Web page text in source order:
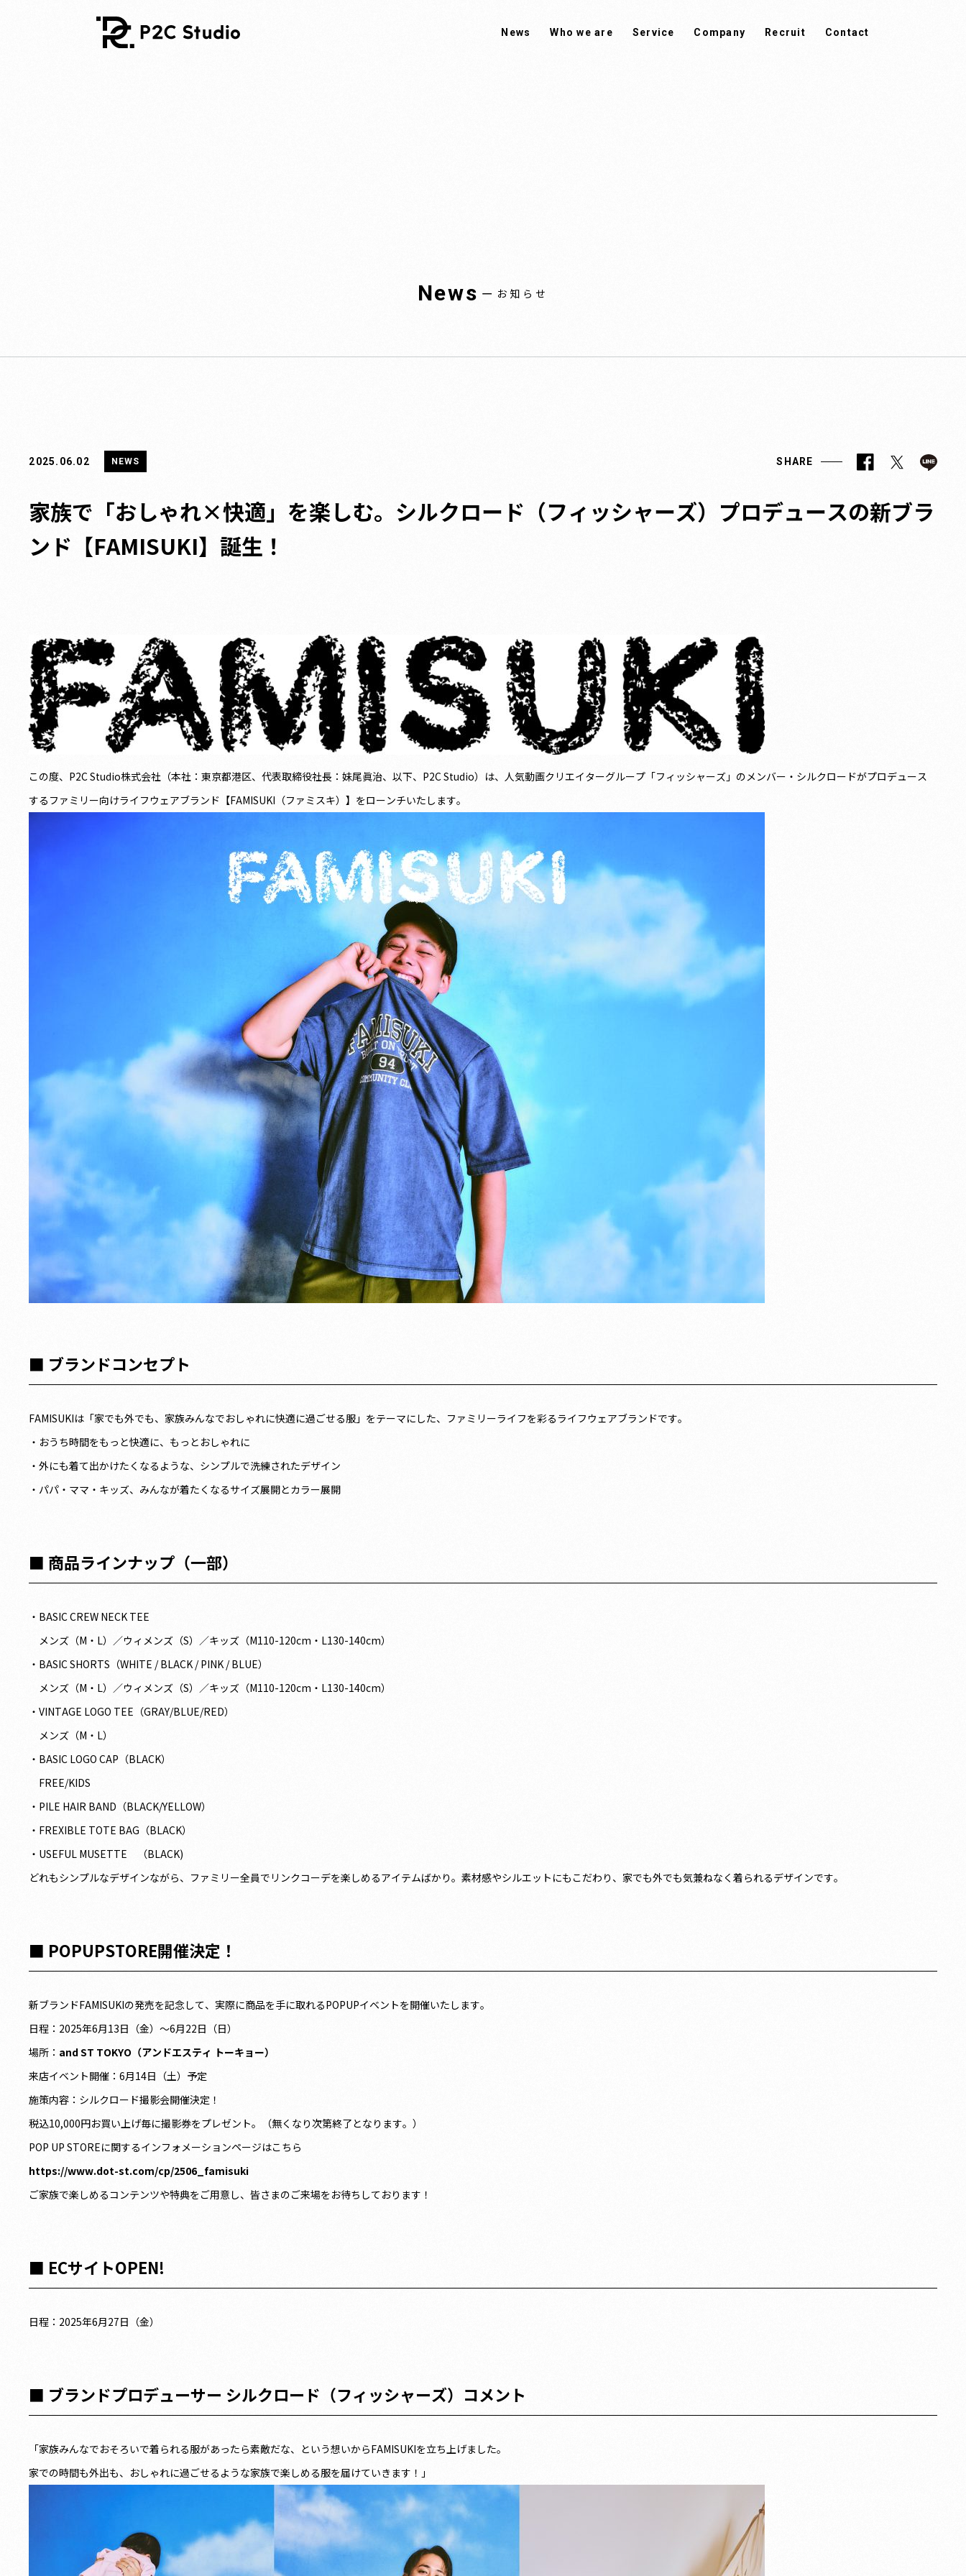
News Who we are Service Company Recruit Contact
News ー お知らせ
2025.06.02 NEWS SHARE
家族で「おしゃれ×快適」を楽しむ。シルクロード（フィッシャーズ）プロデュースの新ブラ
ンド【FAMISUKI】誕生！
この度、P2C Studio株式会社（本社：東京都港区、代表取締役社長：妹尾眞治、以下、P2C Studio）は、人気動画クリエイターグループ「フィッシャーズ」のメンバー・シルクロードがプロデュース
するファミリー向けライフウェアブランド【FAMISUKI（ファミスキ）】をローンチいたします。
■ ブランドコンセプト
FAMISUKIは「家でも外でも、家族みんなでおしゃれに快適に過ごせる服」をテーマにした、ファミリーライフを彩るライフウェアブランドです。
・おうち時間をもっと快適に、もっとおしゃれに
・外にも着て出かけたくなるような、シンプルで洗練されたデザイン
・パパ・ママ・キッズ、みんなが着たくなるサイズ展開とカラー展開
■ 商品ラインナップ（一部）
・BASIC CREW NECK TEE
メンズ（M・L）／ウィメンズ（S）／キッズ（M110-120cm・L130-140cm）
・BASIC SHORTS（WHITE / BLACK / PINK / BLUE）
メンズ（M・L）／ウィメンズ（S）／キッズ（M110-120cm・L130-140cm）
・VINTAGE LOGO TEE（GRAY/BLUE/RED）
メンズ（M・L）
・BASIC LOGO CAP（BLACK）
FREE/KIDS
・PILE HAIR BAND（BLACK/YELLOW）
・FREXIBLE TOTE BAG（BLACK）
・USEFUL MUSETTE （BLACK)
どれもシンプルなデザインながら、ファミリー全員でリンクコーデを楽しめるアイテムばかり。素材感やシルエットにもこだわり、家でも外でも気兼ねなく着られるデザインです。
■ POPUPSTORE開催決定！
新ブランドFAMISUKIの発売を記念して、実際に商品を手に取れるPOPUPイベントを開催いたします。
日程：2025年6月13日（金）〜6月22日（日）
場所： and ST TOKYO（アンドエスティ トーキョー）
来店イベント開催：6月14日（土）予定
施策内容：シルクロード撮影会開催決定！
税込10,000円お買い上げ毎に撮影券をプレゼント。（無くなり次第終了となります。）
POP UP STOREに関するインフォメーションページはこちら
https://www.dot-st.com/cp/2506_famisuki
ご家族で楽しめるコンテンツや特典をご用意し、皆さまのご来場をお待ちしております！
■ ECサイトOPEN!
日程：2025年6月27日（金）
■ ブランドプロデューサー シルクロード（フィッシャーズ）コメント
「家族みんなでおそろいで着られる服があったら素敵だな、という想いからFAMISUKIを立ち上げました。
家での時間も外出も、おしゃれに過ごせるような家族で楽しめる服を届けていきます！」